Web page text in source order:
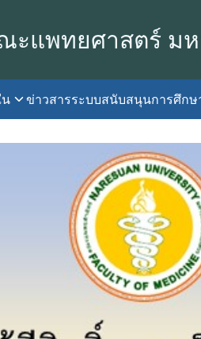
ะแพทยศาสตร์ มห
น ข่าวสารระบบสนับสนุนการศึกษ